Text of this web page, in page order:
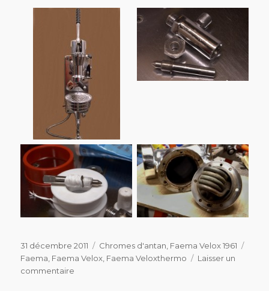
Publié
le
31 décembre 2011 Catégories
Chromes d'antan, Faema Velox 1961
Faema, Faema Velox, Faema Veloxthermo
Laisser un
commentaire